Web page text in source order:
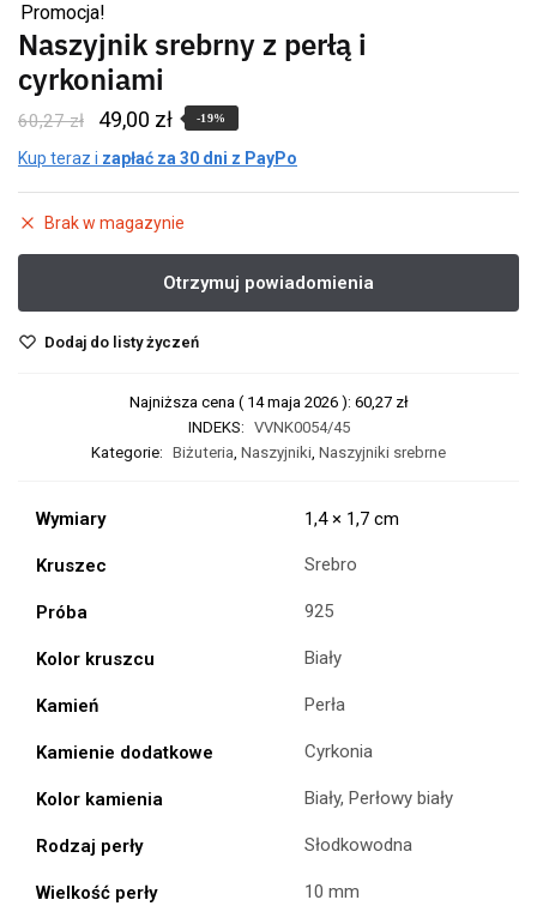
Promocja!
Naszyjnik srebrny z perłą i
cyrkoniami
60,27zł 49,00 zł -19%
Kup teraz i zapłać za 30 dni z PayPo
Brak w magazynie
Dodaj do listy życzeń
Najniższa cena (14 maja 2026): 60,27 zł
INDEKS: VVNK0054/45
Kategorie: Biżuteria, Naszyjniki, Naszyjniki srebrne
Wymiary 1,4 × 1,7 cm
Kruszec Srebro
Próba 925
Kolor kruszcu Biały
Kamień Perła
Kamienie dodatkowe Cyrkonia
Kolor kamienia Biały, Perłowy biały
Rodzaj perły Słodkowodna
Wielkość perły 10 mm